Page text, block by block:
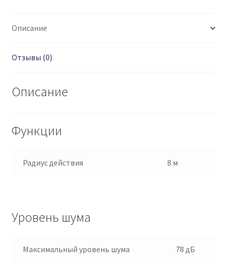
VK76A01NDS
Описание
Отзывы (0)
Описание
Функции
Радиус действия 8 м
Уровень шума
Максимальный уровень шума 78 дБ